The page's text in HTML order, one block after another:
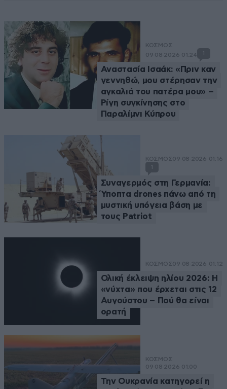
ΚΟΣΜΟΣ
09·08·2026 01:24
1
Αναστασία Ισαάκ: «Πριν καν
γεννηθώ, μου στέρησαν την
αγκαλιά του πατέρα μου» –
Ρίγη συγκίνησης στο
Παραλίμνι Κύπρου
ΚΟΣΜΟΣ09·08·2026 01:16
1
Συναγερμός στη Γερμανία:
Ύποπτα drones πάνω από τη
μυστική υπόγεια βάση με
τους Patriot
ΚΟΣΜΟΣ09·08·2026 01:12
Ολική έκλειψη ηλίου 2026: Η
«νύχτα» που έρχεται στις 12
Αυγούστου – Πού θα είναι
ορατή
ΚΟΣΜΟΣ
09·08·2026 01:00
Την Ουκρανία κατηγορεί η